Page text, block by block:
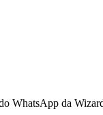
WhatsApp da